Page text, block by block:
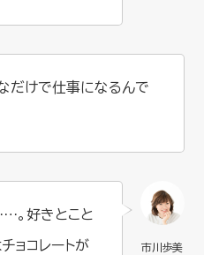
だけで仕事になるんで
。好きとこと
ョコレートが